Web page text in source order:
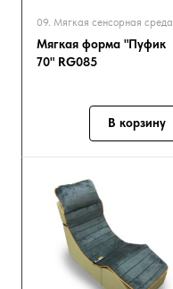
09. Мягкая сенсорная среда
Мягкая форма "Пуфик
70" RG085
В корзину